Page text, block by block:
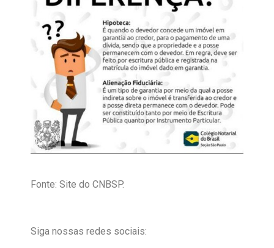
Fonte: Site do CNBSP.
Siga nossas redes sociais: